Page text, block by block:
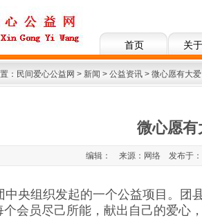
首页 关
： 民间爱心公益网 > 新闻 > 公益资讯 > 微心愿有大
微心愿
编辑： 来源：网络 发布于
央组织发起的一个公益项目。团
会员尽己所能，献出自己的爱心